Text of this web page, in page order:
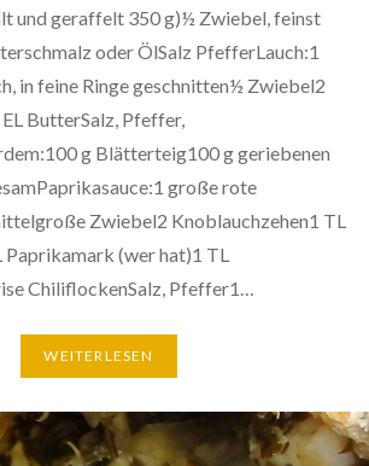
und geraffelt 350 g)½ Zwiebel, feinst
oder ÖlSalz PfefferLauch:1
in feine Ringe geschnitten½ Zwiebel2
ButterSalz, Pfeffer,
g Blätterteig100 g geriebenen
große rote
Zwiebel2 Knoblauchzehen1 TL
Paprikamark (wer hat)1 TL
ChiliflockenSalz, Pfeffer1…
WEITERLESEN